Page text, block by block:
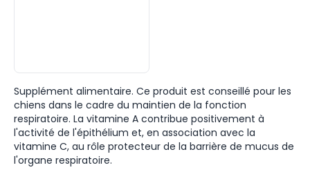
Supplément alimentaire. Ce produit est conseillé pour les
chiens dans le cadre du maintien de la fonction
respiratoire. La vitamine A contribue positivement à
l'activité de l'épithélium et, en association avec la
vitamine C, au rôle protecteur de la barrière de mucus de
l'organe respiratoire.